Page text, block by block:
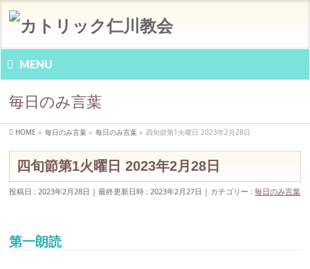
MENU
毎日のみ言葉
HOME » 毎日のみ言葉 » 毎日のみ言葉 » 四旬節第1火曜日 2023年2月28日
四旬節第1火曜日 2023年2月28日
投稿日 : 2023年2月28日 最終更新日時 : 2023年2月27日 カテゴリー :毎日のみ言葉
第一朗読